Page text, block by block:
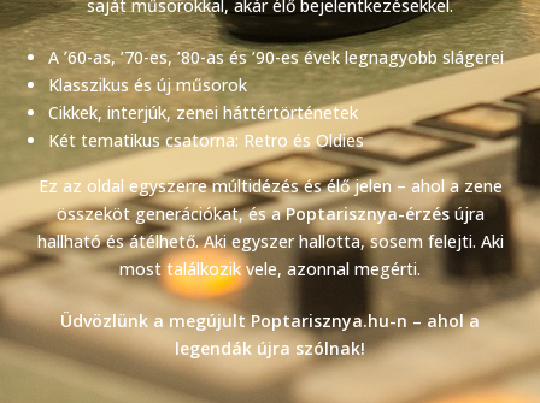
saját műsorokkal, akár élő bejelentkezésekkel.
A ’60-as, ’70-es, ’80-as és ’90-es évek legnagyobb slágerei
Klasszikus és új műsorok
Cikkek, interjúk, zenei háttértörténetek
Két tematikus csatorna: Retro és Oldies
Ez az oldal egyszerre múltidézés és élő jelen – ahol a zene
összeköt generációkat, és aPoptarisznya-érzésújra
hallható és átélhető. Aki egyszer hallotta, sosem felejti. Aki
most találkozik vele, azonnal megérti.
Üdvözlünk a megújult Poptarisznya.hu-n – ahol a
legendák újra szólnak!